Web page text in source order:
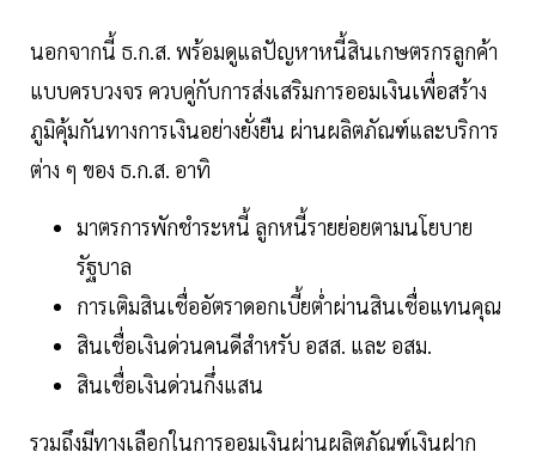
นอกจากนี้ ธ.ก.ส. พร้อมดูแลปัญหาหนี้สินเกษตรกรลูกค้า
แบบครบวงจร ควบคู่กับการส่งเสริมการออมเงินเพื่อสร้าง
ภูมิคุ้มกันทางการเงินอย่างยั่งยืน ผ่านผลิตภัณฑ์และบริการ
ต่าง ๆ ของ ธ.ก.ส. อาทิ
มาตรการพักชำระหนี้ ลูกหนี้รายย่อยตามนโยบาย
รัฐบาล
การเติมสินเชื่ออัตราดอกเบี้ยต่ำผ่านสินเชื่อแทนคุณ
สินเชื่อเงินด่วนคนดีสำหรับ อสส. และ อสม.
สินเชื่อเงินด่วนกึ่งแสน
รวมถึงมีทางเลือกในการออมเงินผ่านผลิตภัณฑ์เงินฝาก